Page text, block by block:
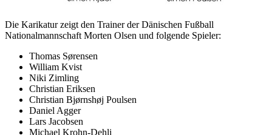
Die Karikatur zeigt den Trainer der Dänischen Fußball
Nationalmannschaft Morten Olsen und folgende Spieler:
Thomas Sørensen
William Kvist
Niki Zimling
Christian Eriksen
Christian Bjørnshøj Poulsen
Daniel Agger
Lars Jacobsen
Michael Krohn-Dehli